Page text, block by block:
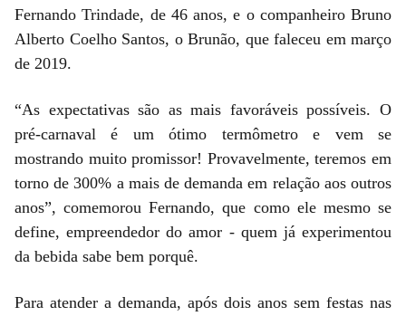
Fernando Trindade, de 46 anos, e o companheiro Bruno
Alberto Coelho Santos, o Brunão, que faleceu em março
de 2019.
“As expectativas são as mais favoráveis possíveis. O
pré-carnaval é um ótimo termômetro e vem se
mostrando muito promissor! Provavelmente, teremos em
torno de 300% a mais de demanda em relação aos outros
anos”, comemorou Fernando, que como ele mesmo se
define, empreendedor do amor - quem já experimentou
da bebida sabe bem porquê.
Para atender a demanda, após dois anos sem festas nas